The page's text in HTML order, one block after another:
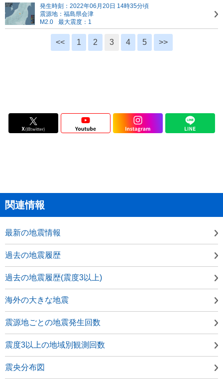
発生時刻：2022年06月20日 14時35分頃
震源地：福島県会津
M2.0
最大震度：1
<< 1 2 3 4 5 >>
関連情報
最新の地震情報
過去の地震履歴
過去の地震履歴(震度3以上)
海外の大きな地震
震源地ごとの地震発生回数
震度3以上の地域別観測回数
震央分布図